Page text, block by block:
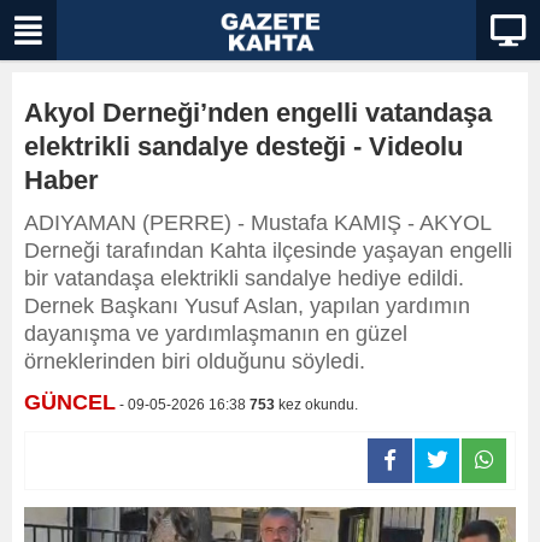
Akyol Derneği’nden engelli vatandaşa
elektrikli sandalye desteği - Videolu
Haber
ADIYAMAN (PERRE) - Mustafa KAMIŞ - AKYOL
Derneği tarafından Kahta ilçesinde yaşayan engelli
bir vatandaşa elektrikli sandalye hediye edildi.
Dernek Başkanı Yusuf Aslan, yapılan yardımın
dayanışma ve yardımlaşmanın en güzel
örneklerinden biri olduğunu söyledi.
GÜNCEL - 09-05-2026 16:38 753 kez okundu.